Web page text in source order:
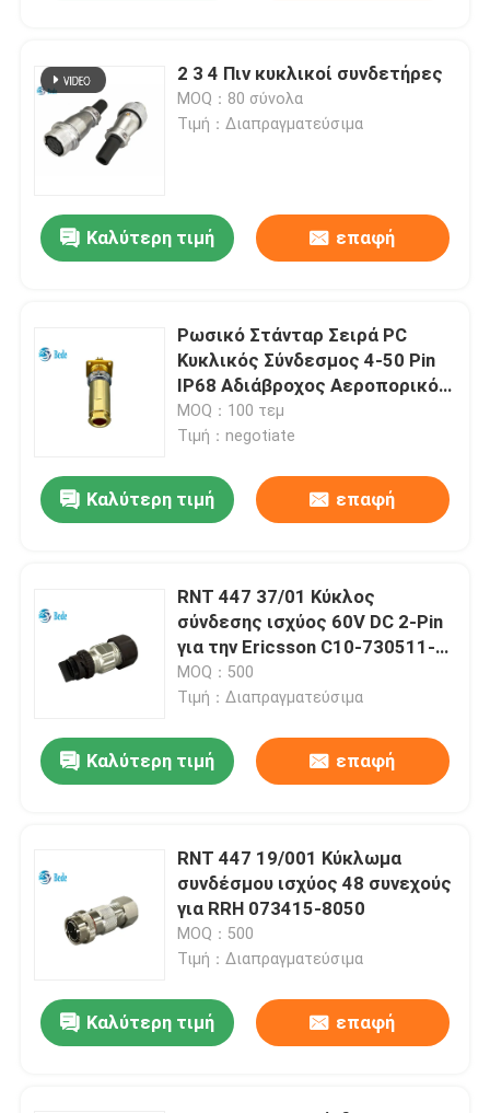
Σχετικά με εμάς
Έλεγχος ποιότητας
Επικοινωνήστε μαζί μας
Ειδήσεις
Μπλογκ
Συνδετήρας αεροπορίας GX
D Υποσυνδέσεις
Σύνδεσμος MIL-Spec
Καλώδιο AISG RET
βιομηχανική υποδοχή βουλωμάτων
Αδιάβροχοι σύνδεσμοι καλωδίων
2 3 4 Πιν κυκλικοί συνδετήρες
MOQ：80 σύνολα
Τιμή：Διαπραγματεύσιμα
Καλύτερη τιμή επαφή
Ρωσικό Στάνταρ Σειρά PC
Κυκλικός Σύνδεσμος 4-50 Pin
IP68 Αδιάβροχος Αεροπορικός
Βύσμα
MOQ：100 τεμ
Τιμή：negotiate
Καλύτερη τιμή επαφή
RNT 447 37/01 Κύκλος
σύνδεσης ισχύος 60V DC 2-Pin
για την Ericsson C10-730511-
Z2S
MOQ：500
Τιμή：Διαπραγματεύσιμα
Καλύτερη τιμή επαφή
RNT 447 19/001 Κύκλωμα
συνδέσμου ισχύος 48 συνεχούς
για RRH 073415-8050
MOQ：500
Τιμή：Διαπραγματεύσιμα
Καλύτερη τιμή επαφή